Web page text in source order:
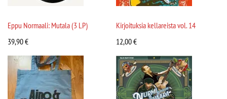
Eppu Normaali: Mutala (3 LP)
39,90€
Kirjoituksia kellareista vol. 14
12,00€